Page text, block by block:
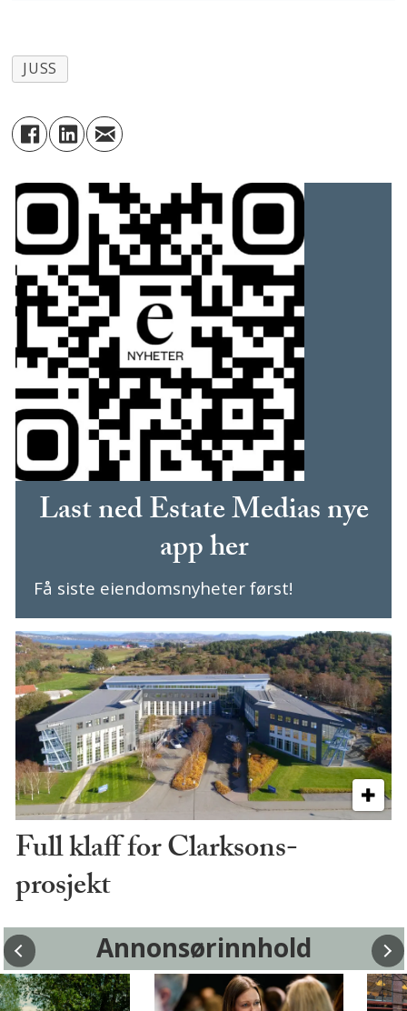
JUSS
Last ned Estate Medias nye
app her
Få siste eiendomsnyheter først!
Full klaff for Clarksons-
prosjekt
Annonsørinnhold